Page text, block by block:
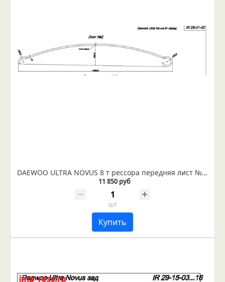
DAEWOO ULTRA NOVUS 8 т рессора передняя лист №2 (подкоренной) (IR 29-31-02)
11 850 руб
шт
Купить